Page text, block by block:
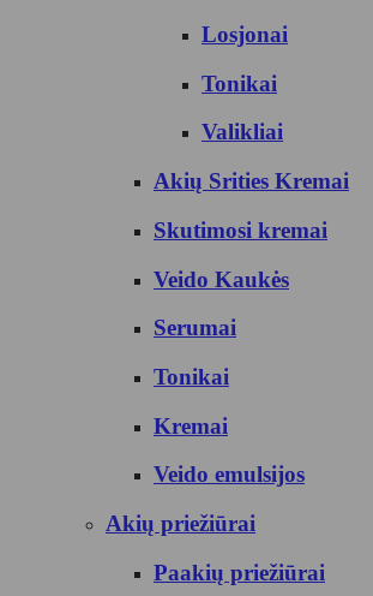
Losjonai
Tonikai
Valikliai
Akių Srities Kremai
Skutimosi kremai
Veido Kaukės
Serumai
Tonikai
Kremai
Veido emulsijos
Akių priežiūrai
Paakių priežiūrai